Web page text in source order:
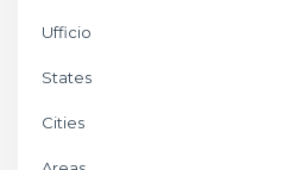
Ufficio
States
Cities